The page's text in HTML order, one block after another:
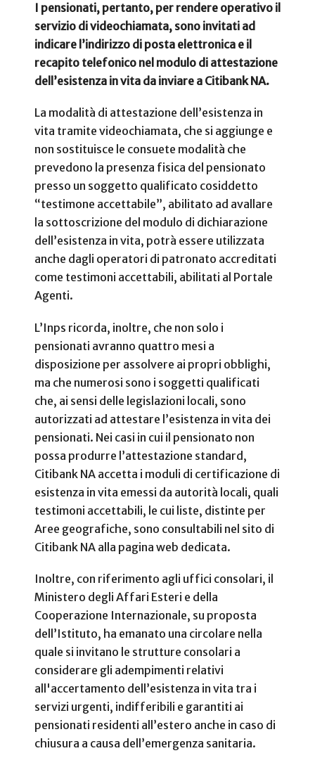
I pensionati, pertanto, per rendere operativo il
servizio di videochiamata, sono invitati ad
indicare l’indirizzo di posta elettronica e il
recapito telefonico nel modulo di attestazione
dell’esistenza in vita da inviare a Citibank NA.
La modalità di attestazione dell’esistenza in
vita tramite videochiamata, che si aggiunge e
non sostituisce le consuete modalità che
prevedono la presenza fisica del pensionato
presso un soggetto qualificato cosiddetto
“testimone accettabile”, abilitato ad avallare
la sottoscrizione del modulo di dichiarazione
dell’esistenza in vita, potrà essere utilizzata
anche dagli operatori di patronato accreditati
come testimoni accettabili, abilitati al Portale
Agenti.
L’Inps ricorda, inoltre, che non solo i
pensionati avranno quattro mesi a
disposizione per assolvere ai propri obblighi,
ma che numerosi sono i soggetti qualificati
che, ai sensi delle legislazioni locali, sono
autorizzati ad attestare l’esistenza in vita dei
pensionati. Nei casi in cui il pensionato non
possa produrre l’attestazione standard,
Citibank NA accetta i moduli di certificazione di
esistenza in vita emessi da autorità locali, quali
testimoni accettabili, le cui liste, distinte per
Aree geografiche, sono consultabili nel sito di
Citibank NA alla pagina web dedicata.
Inoltre, con riferimento agli uffici consolari, il
Ministero degli Affari Esteri e della
Cooperazione Internazionale, su proposta
dell’Istituto, ha emanato una circolare nella
quale si invitano le strutture consolari a
considerare gli adempimenti relativi
all'accertamento dell’esistenza in vita tra i
servizi urgenti, indifferibili e garantiti ai
pensionati residenti all’estero anche in caso di
chiusura a causa dell’emergenza sanitaria.